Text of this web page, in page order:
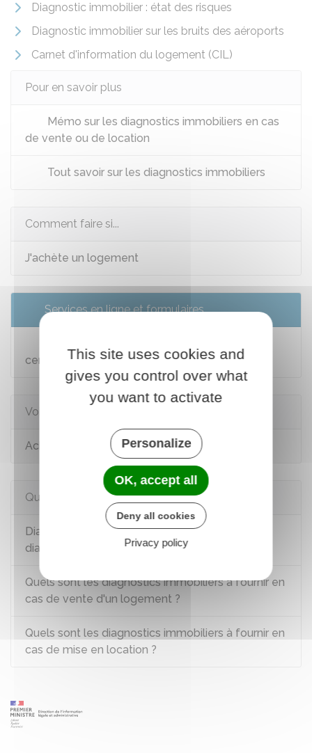
Diagnostic immobilier : état des risques
Diagnostic immobilier sur les bruits des aéroports
Carnet d'information du logement (CIL)
Pour en savoir plus
Mémo sur les diagnostics immobiliers en cas
de vente ou de location
Tout savoir sur les diagnostics immobiliers
Comment faire si...
J'achète un logement
Services en ligne et formulaires
certifié
Voir aussi
Achat ou vente d'un logement
Questions ? Réponses !
Diagnostics immobiliers : où trouver un
diagnostiqueur certifié ?
Quels sont les diagnostics immobiliers à fournir en
cas de vente d'un logement ?
Quels sont les diagnostics immobiliers à fournir en
cas de mise en location ?
This site uses cookies and
gives you control over what
you want to activate
Personalize
OK, accept all
Deny all cookies
Privacy policy